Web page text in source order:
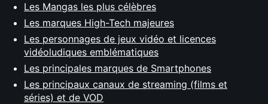
Les Mangas les plus célèbres
Les marques High-Tech majeures
Les personnages de jeux vidéo et licences
vidéoludiques emblématiques
Les principales marques de Smartphones
Les principaux canaux de streaming (films et
séries) et de VOD